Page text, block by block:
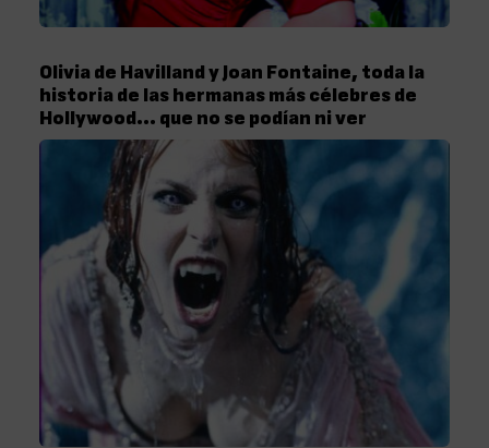
Olivia de Havilland y Joan Fontaine, toda la
historia de las hermanas más célebres de
Hollywood… que no se podían ni ver